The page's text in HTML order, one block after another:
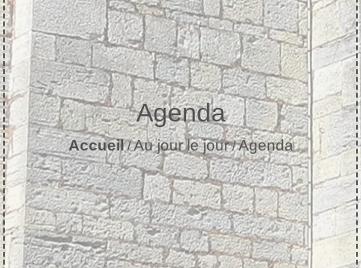
Agenda
Accueil/Au jour le jour/Agenda